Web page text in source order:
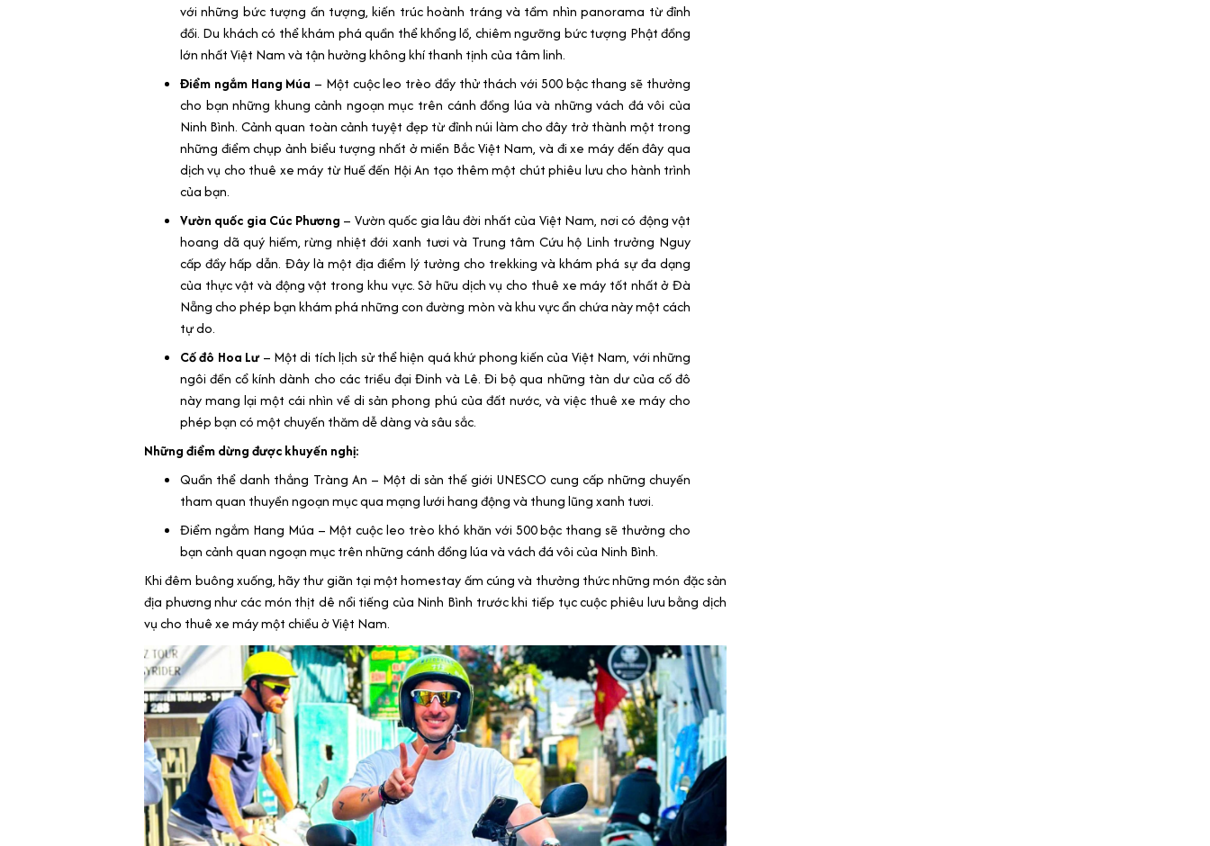
với những bức tượng ấn tượng, kiến trúc hoành tráng và tầm nhìn panorama từ đỉnh
đồi. Du khách có thể khám phá quần thể khổng lồ, chiêm ngưỡng bức tượng Phật đồng
lớn nhất Việt Nam và tận hưởng không khí thanh tịnh của tâm linh.
Điểm ngắm Hang Múa – Một cuộc leo trèo đầy thử thách với 500 bậc thang sẽ thưởng
cho bạn những khung cảnh ngoạn mục trên cánh đồng lúa và những vách đá vôi của
Ninh Bình. Cảnh quan toàn cảnh tuyệt đẹp từ đỉnh núi làm cho đây trở thành một trong
những điểm chụp ảnh biểu tượng nhất ở miền Bắc Việt Nam, và đi xe máy đến đây qua
dịch vụ cho thuê xe máy từ Huế đến Hội An tạo thêm một chút phiêu lưu cho hành trình
của bạn.
Vườn quốc gia Cúc Phương – Vườn quốc gia lâu đời nhất của Việt Nam, nơi có động vật
hoang dã quý hiếm, rừng nhiệt đới xanh tươi và Trung tâm Cứu hộ Linh trưởng Nguy
cấp đầy hấp dẫn. Đây là một địa điểm lý tưởng cho trekking và khám phá sự đa dạng
của thực vật và động vật trong khu vực. Sở hữu dịch vụ cho thuê xe máy tốt nhất ở Đà
Nẵng cho phép bạn khám phá những con đường mòn và khu vực ẩn chứa này một cách
tự do.
Cố đô Hoa Lư– Một di tích lịch sử thể hiện quá khứ phong kiến của Việt Nam, với những
ngôi đền cổ kính dành cho các triều đại Đinh và Lê. Đi bộ qua những tàn dư của cố đô
này mang lại một cái nhìn về di sản phong phú của đất nước, và việc thuê xe máy cho
phép bạn có một chuyến thăm dễ dàng và sâu sắc.
Những điểm dừng được khuyến nghị:
Quần thể danh thắng Tràng An – Một di sản thế giới UNESCO cung cấp những chuyến
tham quan thuyền ngoạn mục qua mạng lưới hang động và thung lũng xanh tươi.
Điểm ngắm Hang Múa – Một cuộc leo trèo khó khăn với 500 bậc thang sẽ thưởng cho
bạn cảnh quan ngoạn mục trên những cánh đồng lúa và vách đá vôi của Ninh Bình.
Khi đêm buông xuống, hãy thư giãn tại một homestay ấm cúng và thưởng thức những món đặc sản
địa phương như các món thịt dê nổi tiếng của Ninh Bình trước khi tiếp tục cuộc phiêu lưu bằng dịch
vụ cho thuê xe máy một chiều ở Việt Nam.